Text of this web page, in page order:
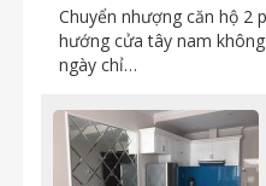
Chuyển nhượng căn hộ 2
hướng cửa tây nam
ngày chỉ…